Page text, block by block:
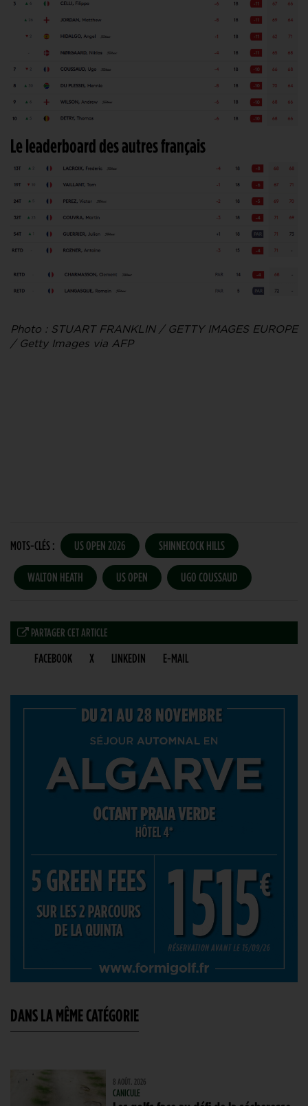
Le leaderboard des autres français
Photo : STUART FRANKLIN / GETTY IMAGES EUROPE
/ Getty Images via AFP
MOTS-CLÉS : US OPEN 2026 SHINNECOCK HILLS
WALTON HEATH US OPEN UGO COUSSAUD
PARTAGER CET ARTICLE
FACEBOOK X LINKEDIN E-MAIL
DANS LA MÊME CATÉGORIE
8 AOÛT. 2026
CANICULE